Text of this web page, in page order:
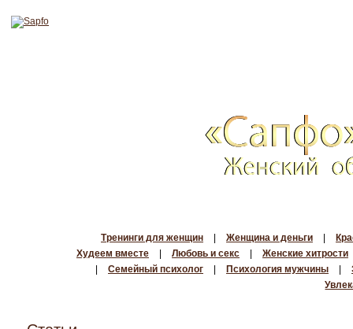
Тренинги для женщин Женщина и деньги
Худеем вместе
Любовь и секс
Женские хитрости
Семейный психолог Психология мужчины